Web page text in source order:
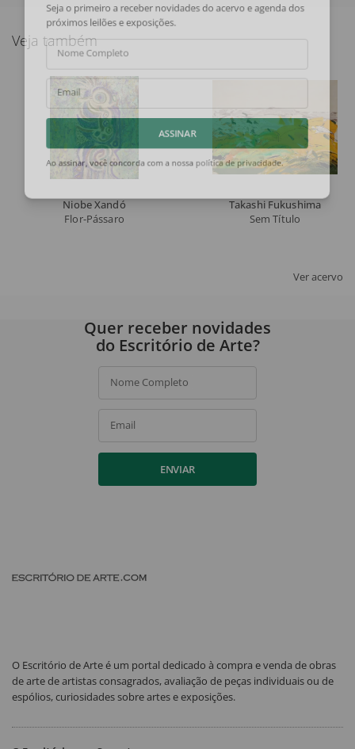
Veja também
Niobe Xandó
Flor-Pássaro
Takashi Fukushima
Sem Título
Ver acervo
Seja o primeiro a receber novidades do acervo e agenda dos
próximos leilões e exposições.
Nome Completo
Email
ASSINAR
Ao assinar, você concorda com a nossa política de privacidade.
Quer receber novidades
do Escritório de Arte?
Nome Completo
Email
ENVIAR
O Escritório de Arte é um portal dedicado à compra e venda de obras
de arte de artistas consagrados, avaliação de peças individuais ou de
espólios, curiosidades sobre artes e exposições.